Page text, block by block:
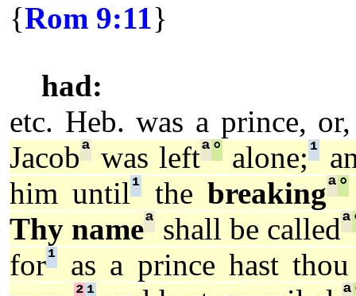
{Rom 9:11}
had:
etc. Heb. was a prince,
Jacobª was leftª°alone;¹
him until¹thebreakingª°
Thy nameª shall be calledª
for¹
as a prince hast